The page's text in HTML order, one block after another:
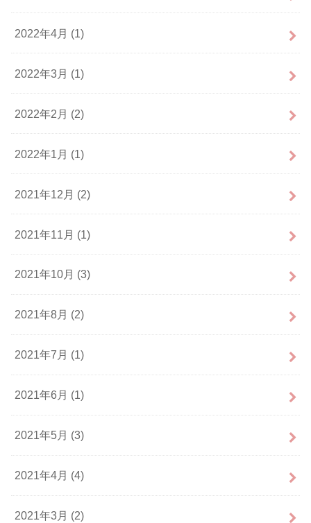
2022年4月 (1)
2022年3月 (1)
2022年2月 (2)
2022年1月 (1)
2021年12月 (2)
2021年11月 (1)
2021年10月 (3)
2021年8月 (2)
2021年7月 (1)
2021年6月 (1)
2021年5月 (3)
2021年4月 (4)
2021年3月 (2)